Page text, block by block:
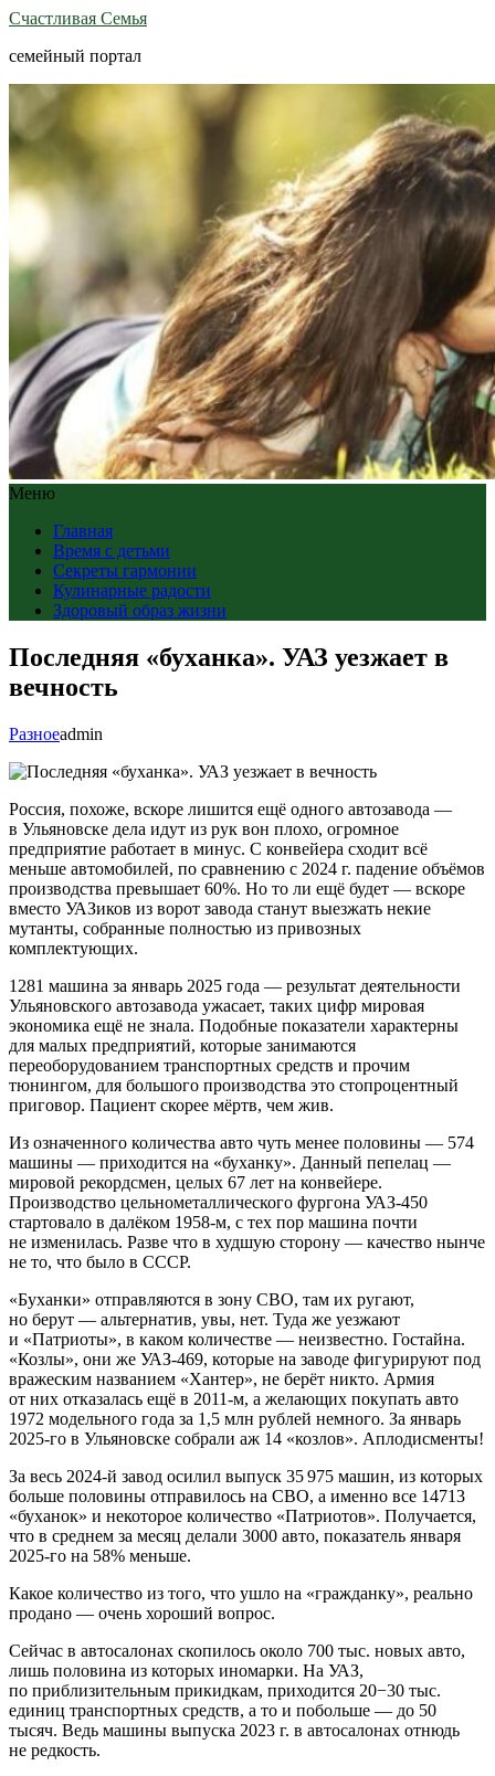
Счастливая Семья
семейный портал
Меню
Главная
Время с детьми
Секреты гармонии
Кулинарные радости
Здоровый образ жизни
Последняя «буханка». УАЗ уезжает в
вечность
Разноеadmin
Россия, похоже, вскоре лишится ещё одного автозавода —
в Ульяновске дела идут из рук вон плохо, огромное
предприятие работает в минус. С конвейера сходит всё
меньше автомобилей, по сравнению с 2024 г. падение объёмов
производства превышает 60%. Но то ли ещё будет — вскоре
вместо УАЗиков из ворот завода станут выезжать некие
мутанты, собранные полностью из привозных
комплектующих.
1281 машина за январь 2025 года — результат деятельности
Ульяновского автозавода ужасает, таких цифр мировая
экономика ещё не знала. Подобные показатели характерны
для малых предприятий, которые занимаются
переоборудованием транспортных средств и прочим
тюнингом, для большого производства это стопроцентный
приговор. Пациент скорее мёртв, чем жив.
Из означенного количества авто чуть менее половины — 574
машины — приходится на «буханку». Данный пепелац —
мировой рекордсмен, целых 67 лет на конвейере.
Производство цельнометаллического фургона УАЗ-450
стартовало в далёком 1958-м, с тех пор машина почти
не изменилась. Разве что в худшую сторону — качество нынче
не то, что было в СССР.
«Буханки» отправляются в зону СВО, там их ругают,
но берут — альтернатив, увы, нет. Туда же уезжают
и «Патриоты», в каком количестве — неизвестно. Гостайна.
«Козлы», они же УАЗ-469, которые на заводе фигурируют под
вражеским названием «Хантер», не берёт никто. Армия
от них отказалась ещё в 2011-м, а желающих покупать авто
1972 модельного года за 1,5 млн рублей немного. За январь
2025-го в Ульяновске собрали аж 14 «козлов». Аплодисменты!
За весь 2024-й завод осилил выпуск 35 975 машин, из которых
больше половины отправилось на СВО, а именно все 14713
«буханок» и некоторое количество «Патриотов». Получается,
что в среднем за месяц делали 3000 авто, показатель января
2025-го на 58% меньше.
Какое количество из того, что ушло на «гражданку», реально
продано — очень хороший вопрос.
Сейчас в автосалонах скопилось около 700 тыс. новых авто,
лишь половина из которых иномарки. На УАЗ,
по приблизительным прикидкам, приходится 20−30 тыс.
единиц транспортных средств, а то и побольше — до 50
тысяч. Ведь машины выпуска 2023 г. в автосалонах отнюдь
не редкость.